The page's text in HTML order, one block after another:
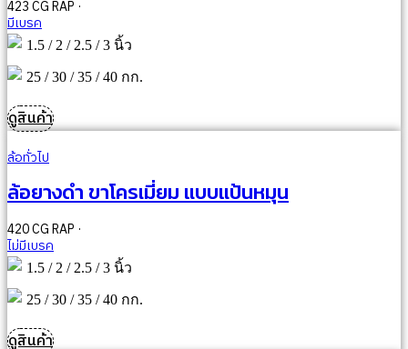
423 CG RAP ·
มีเบรค
1.5 / 2 / 2.5 / 3 นิ้ว
25 / 30 / 35 / 40 กก.
ดูสินค้า
ล้อทั่วไป
ล้อยางดำ ขาโครเมี่ยม แบบแป้นหมุน
420 CG RAP ·
ไม่มีเบรค
1.5 / 2 / 2.5 / 3 นิ้ว
25 / 30 / 35 / 40 กก.
ดูสินค้า